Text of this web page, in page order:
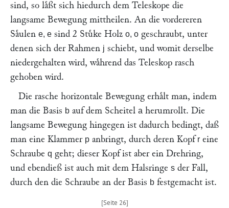
sind, so laͤßt sich hiedurch dem Teleskope die
langsame Bewegung mittheilen. An die vordereren
Saͤulen e, e sind 2 Stuͤke Holz o, o geschraubt, unter
denen sich der Rahmen j schiebt, und womit derselbe
niedergehalten wird, waͤhrend das Teleskop rasch
gehoben wird.
Die rasche horizontale Bewegung erhaͤlt man, indem
man die Basis b auf dem Scheitel a herumrollt. Die
langsame Bewegung hingegen ist dadurch bedingt, daß
man eine Klammer p anbringt, durch deren Kopfr eine
Schraube q geht; dieser Kopf ist aber ein Drehring,
und ebendieß ist auch mit dem Halsringe s der Fall,
durch den die Schraube an der Basis b festgemacht ist.